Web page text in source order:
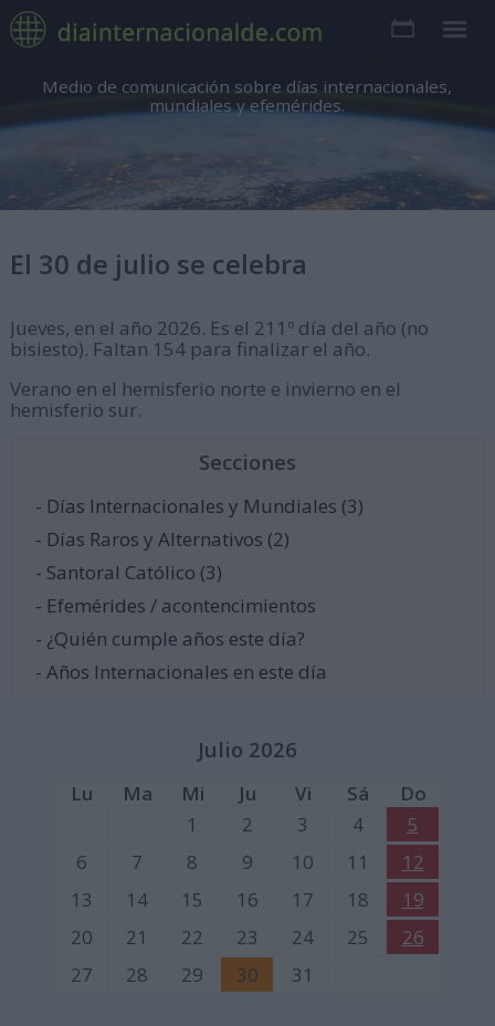
Medio de comunicación sobre días internacionales,
mundiales y efemérides.
El 30 de julio se celebra
Jueves, en el año 2026. Es el 211º día del año (no
bisiesto). Faltan 154 para finalizar el año.
Verano en el hemisferio norte e invierno en el
hemisferio sur.
Secciones
- Días Internacionales y Mundiales (3)
- Días Raros y Alternativos (2)
- Santoral Católico (3)
- Efemérides / acontencimientos
- ¿Quién cumple años este día?
- Años Internacionales en este día
Julio 2026
Lu Ma Mi Ju Vi Sá
Do
1
2 3 4
5
6
7 8 9 10 11
12
13
14 15 16 17 18
19
20
21 22 23 24 25
26
27
28 29 30 31